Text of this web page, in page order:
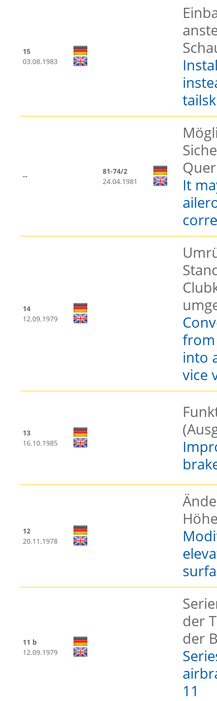
15
03.08.1983
--
81-74/2
24.04.1981
It
14
12.09.1979
from
into
vice
13
16.10.1985
12
20.11.1978
11 b
12.09.1979
der
der
11